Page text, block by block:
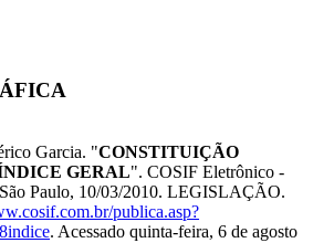
Garcia. "CONSTITUIÇÃO
GERAL". COSIF Eletrônico -
Paulo, 10/03/2010. LEGISLAÇÃO.
publica.asp?
. Acessado quinta-feira, 6 de agosto